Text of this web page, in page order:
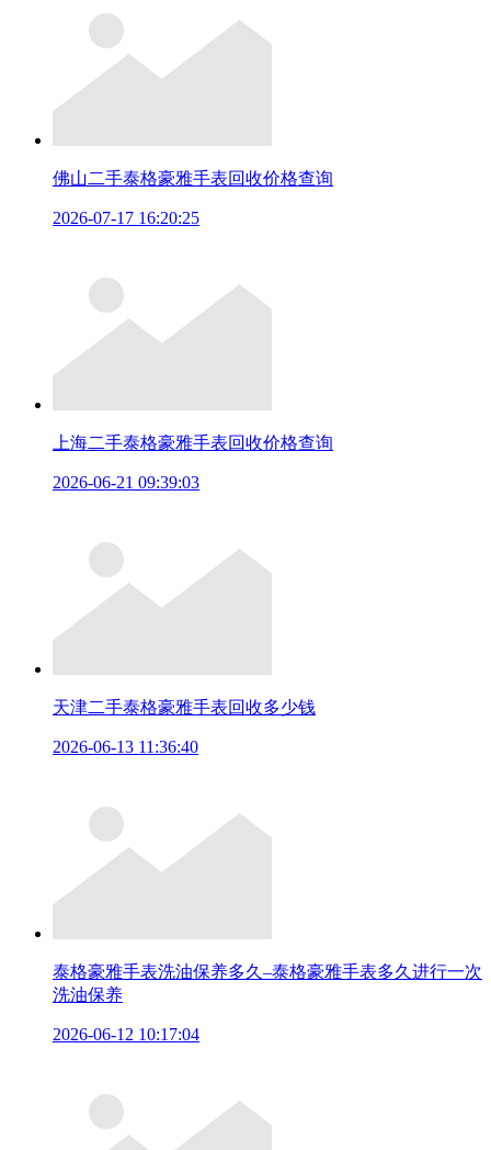
佛山二手泰格豪雅手表回收价格查询
2026-07-17 16:20:25
上海二手泰格豪雅手表回收价格查询
2026-06-21 09:39:03
天津二手泰格豪雅手表回收多少钱
2026-06-13 11:36:40
泰格豪雅手表洗油保养多久–泰格豪雅手表多久进行一次
洗油保养
2026-06-12 10:17:04